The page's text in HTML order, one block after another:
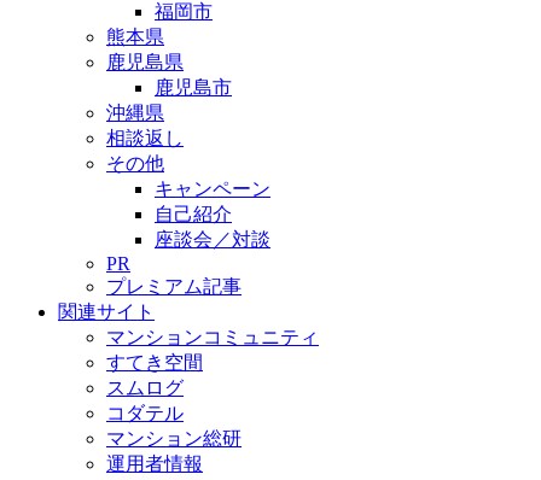
福岡市
熊本県
鹿児島県
鹿児島市
沖縄県
相談返し
その他
キャンペーン
自己紹介
座談会／対談
PR
プレミアム記事
関連サイト
マンションコミュニティ
すてき空間
スムログ
コダテル
マンション総研
運用者情報